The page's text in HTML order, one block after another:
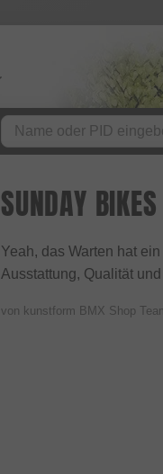
SUNDAY
Yeah, das Warten hat
Ausstattung, Qualität
von kunstform BMX Shop